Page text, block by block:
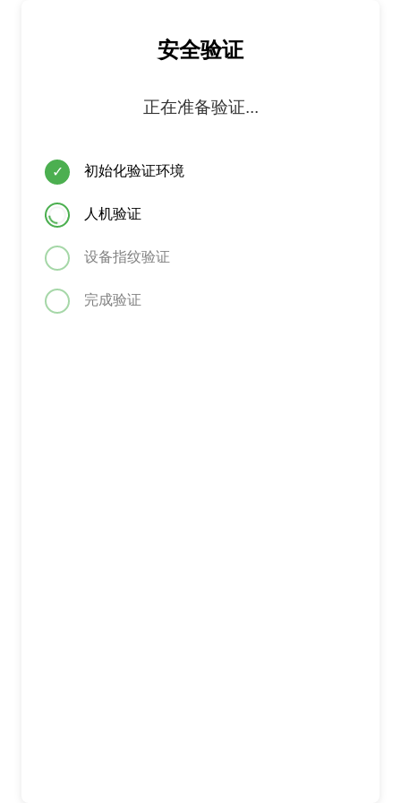
安全验证
正在准备验证...
✓ 初始化验证环境
人机验证
设备指纹验证
完成验证